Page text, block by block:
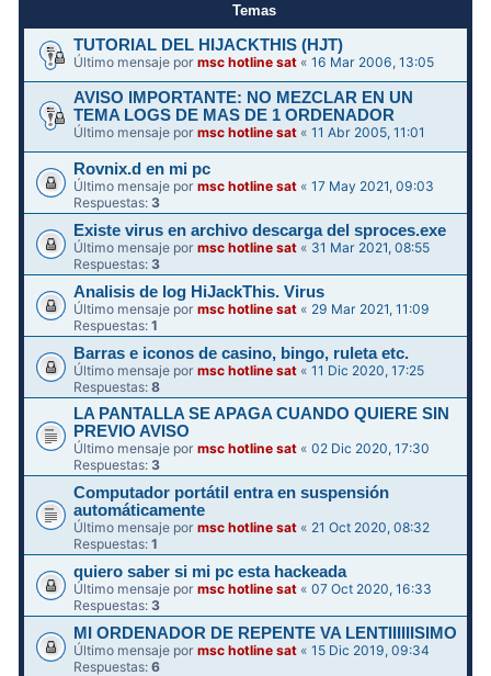
Temas
TUTORIAL DEL HIJACKTHIS (HJT)
Último mensaje pormsc hotline sat «16 Mar 2006, 13:05
AVISO IMPORTANTE: NO MEZCLAR EN UN
TEMA LOGS DE MAS DE 1 ORDENADOR
Último mensaje pormsc hotline sat «11 Abr 2005, 11:01
Rovnix.d en mi pc
Último mensaje pormsc hotline sat «17 May 2021, 09:03
Respuestas:3
Existe virus en archivo descarga del sproces.exe
Último mensaje pormsc hotline sat « 31 Mar 2021, 08:55
Respuestas: 3
Analisis de log HiJackThis. Virus
Último mensaje pormsc hotline sat « 29 Mar 2021, 11:09
Respuestas:1
Barras e iconos de casino, bingo, ruleta etc.
Último mensaje pormsc hotline sat «11 Dic 2020, 17:25
Respuestas:8
LA PANTALLA SE APAGA CUANDO QUIERE SIN
PREVIO AVISO
Último mensaje pormsc hotline sat «02 Dic 2020, 17:30
Respuestas:3
Computador portátil entra en suspensión
automáticamente
Último mensaje pormsc hotline sat « 21 Oct 2020, 08:32
Respuestas:1
quiero saber si mi pc esta hackeada
Último mensaje pormsc hotline sat «07 Oct 2020, 16:33
Respuestas:3
MI ORDENADOR DE REPENTE VA LENTIIIIIISIMO
Último mensaje pormsc hotline sat «15 Dic 2019, 09:34
Respuestas:6